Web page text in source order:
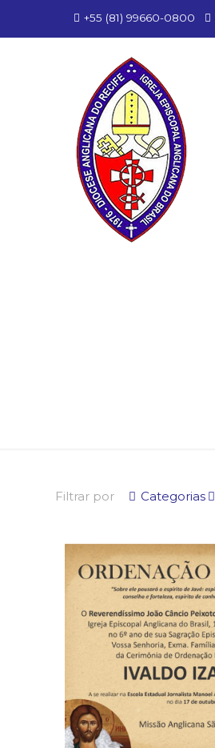
+55 (81) 99660-0800
Filtrar por Categorias